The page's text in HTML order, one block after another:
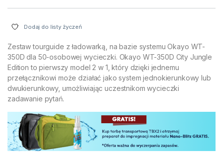
Dodaj do listy życzeń
Zestaw tourguide z ładowarką, na bazie systemu Okayo WT-
350D dla 50-osobowej wycieczki. Okayo WT-350D City Jungle
Edition to pierwszy model 2 w 1, który dzięki jednemu
przełącznikowi może działać jako system jednokierunkowy lub
dwukierunkowy, umożliwiając uczestnikom wycieczki
zadawanie pytań.